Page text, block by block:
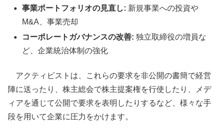
事業ポートフォリオの見直し: 新規事業への投資や
M&A、事業売却
コーポレートガバナンスの改善: 独立取締役の増員な
ど、企業統治体制の強化
アクティビストは、これらの要求を非公開の書簡で経営
陣に送ったり、株主総会で株主提案権を行使したり、メデ
ィアを通じて公開で要求を表明したりするなど、様々な手
段を用いて企業に圧力をかけます。